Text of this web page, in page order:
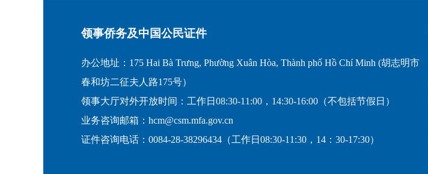
领事侨务及中国公民证件
办公地址：175 Hai Bà Trưng, Phường Xuân Hòa, Thành phố Hồ Chí Minh (胡志明市
春和坊二征夫人路175号）
领事大厅对外开放时间：工作日08:30-11:00，14:30-16:00（不包括节假日）
业务咨询邮箱：hcm@csm.mfa.gov.cn
证件咨询电话：0084-28-38296434（工作日08:30-11:30，14：30-17:30）